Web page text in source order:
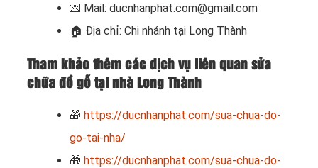
💌 Mail: ducnhanphat.com@gmail.com
🏠 Địa chỉ: Chi nhánh tại Long Thành
Tham khảo thêm các dịch vụ liên quan sửa
chữa đồ gỗ tại nhà Long Thành
🎁 https://ducnhanphat.com/sua-chua-do-
go-tai-nha/
🎁 https://ducnhanphat.com/sua-chua-do-